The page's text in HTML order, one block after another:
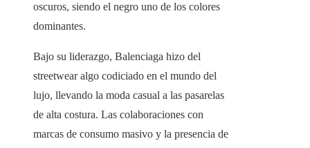
oscuros, siendo el negro uno de los colores
dominantes.
Bajo su liderazgo, Balenciaga hizo del
streetwear algo codiciado en el mundo del
lujo, llevando la moda casual a las pasarelas
de alta costura. Las colaboraciones con
marcas de consumo masivo y la presencia de